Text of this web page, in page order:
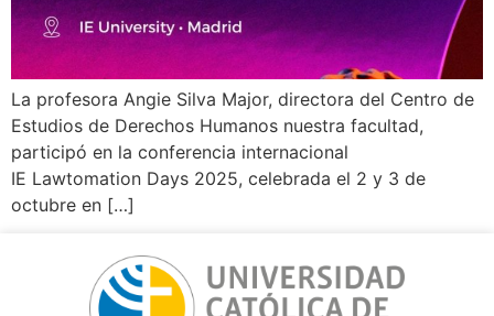
La profesora Angie Silva Major, directora del Centro de
Estudios de Derechos Humanos nuestra facultad,
participó en la conferencia internacional
IE Lawtomation Days 2025, celebrada el 2 y 3 de
octubre en […]